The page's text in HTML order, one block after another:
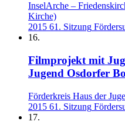
InselArche –
Kirche)
2015 61. Sitzung
16.
Filmprojekt mit
Jugend Osdorfer
Förderkreis Haus der
2015 61. Sitzung
17.